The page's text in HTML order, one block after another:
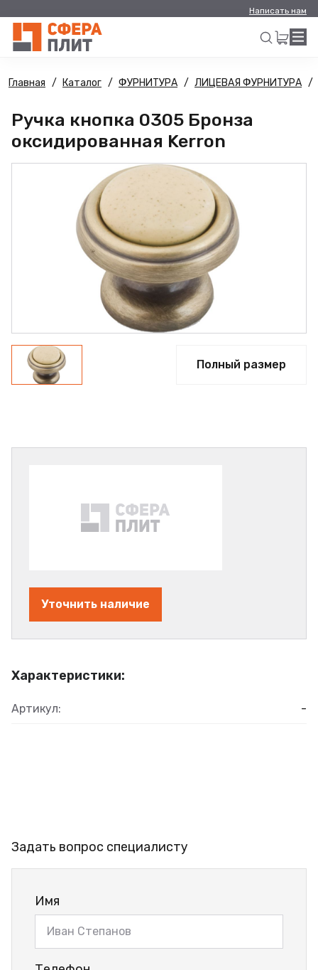
Написать нам
Искать
Главная Каталог ФУРНИТУРА ЛИЦЕВАЯ ФУРНИТУРА
Ручка кнопка 0305 Бронза
оксидированная Kerron
Полный размер
Характеристики:
Артикул: -
Уточнить наличие
Задать вопрос специалисту
Имя